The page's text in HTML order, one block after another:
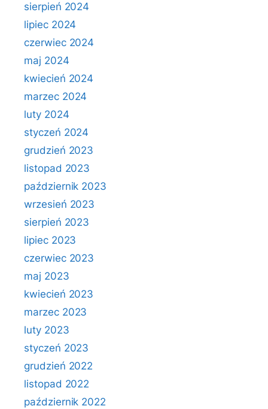
sierpień 2024
lipiec 2024
czerwiec 2024
maj 2024
kwiecień 2024
marzec 2024
luty 2024
styczeń 2024
grudzień 2023
listopad 2023
październik 2023
wrzesień 2023
sierpień 2023
lipiec 2023
czerwiec 2023
maj 2023
kwiecień 2023
marzec 2023
luty 2023
styczeń 2023
grudzień 2022
listopad 2022
październik 2022